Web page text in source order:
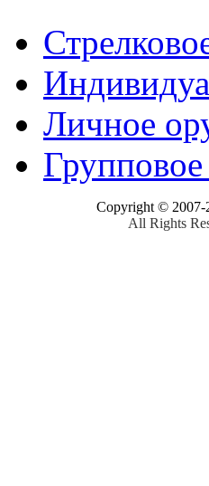
Личное
Copyright © 2007-
All Rights